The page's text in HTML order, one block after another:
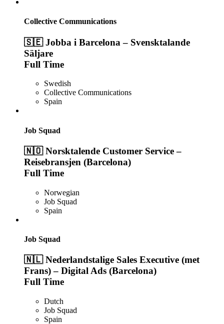
Collective Communications
🇸🇪 Jobba i Barcelona – Svensktalande
Säljare
Full Time
Swedish
Collective Communications
Spain
Job Squad
🇳🇴 Norsktalende Customer Service –
Reisebransjen (Barcelona)
Full Time
Norwegian
Job Squad
Spain
Job Squad
🇳🇱 Nederlandstalige Sales Executive (met
Frans) – Digital Ads (Barcelona)
Full Time
Dutch
Job Squad
Spain